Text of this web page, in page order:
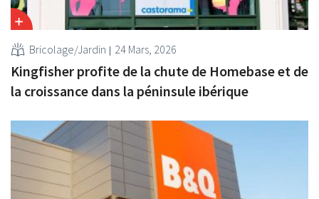
Bricolage/Jardin 24 Mars, 2026
Kingfisher profite de la chute de Homebase et de
la croissance dans la péninsule ibérique